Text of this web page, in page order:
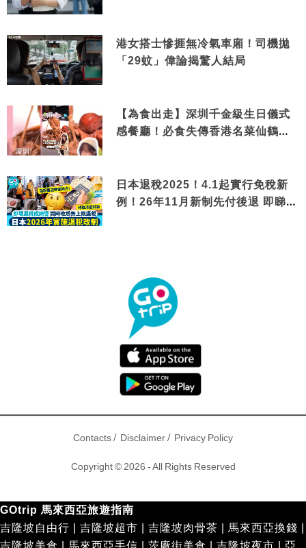
港女搭士慘捱無冷氣車廂！司機拋
「29蚊」偉論揭驚人結局
【為食出走】深圳千金級生日儀式
感餐廳！必食失傳香港名菜仙鶴神
日本退稅2025！4.1起實行免稅新
例！26年11月新制先付後退 即睇步
Contacts/ Disclaimer/ Privacy Policy
Copyright © 2026 - All Rights Reserved
GOtrip 馬來西亞旅遊指南
吉隆坡自由行
吉隆坡超市 吉隆坡肉骨茶 馬來西亞換錢
吉隆坡美食
馬來西亞手信 茨廠街美食 吉隆坡夜市 亞